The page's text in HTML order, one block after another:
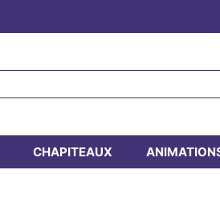
CHAPITEAUX